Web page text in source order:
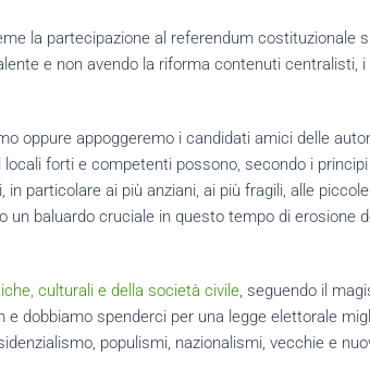
la partecipazione al referendum costituzionale
e non avendo la riforma contenuti centralisti,
oppure appoggeremo i candidati amici delle
forti e competenti possono, secondo i
particolare ai più anziani, ai più fragili, alle
baluardo cruciale in questo tempo di
culturali e della società civile, seguendo il
dobbiamo spenderci per una legge elettorale
populismi, nazionalismi, vecchie e